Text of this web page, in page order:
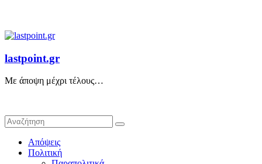
lastpoint.gr
Με άποψη μέχρι τέλους…
Απόψεις
Πολιτική